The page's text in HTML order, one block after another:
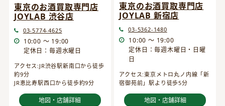
東京のお酒買取専門店
JOYLAB 渋谷店
03-5774-4625
10:00 ～ 19:00
定休日：毎週水曜日
アクセス:JR渋谷駅新南口から徒歩
約9分
JR恵比寿駅西口から徒歩約9分
地図・店舗詳細
東京のお酒買取専門店
JOYLAB 新宿店
03-5362-1480
10:00 ～ 19:00
定休日：毎週木曜日・日曜
日
アクセス:東京メトロ丸ノ内線「新
宿御苑前」駅より徒歩5分
地図・店舗詳細